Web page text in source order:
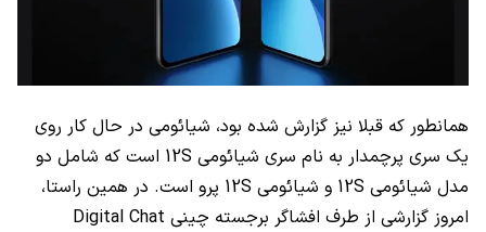
همانطور که قبلا نیز گزارش شده بود، شیائومی در حال کار روی
یک سری پرچمدار به نام سری شیائومی 12S است که شامل دو
مدل شیائومی 12S و شیائومی 12S پرو است. در همین راستا،
امروز گزارشی از طرف افشاگر برجسته چینی Digital Chat